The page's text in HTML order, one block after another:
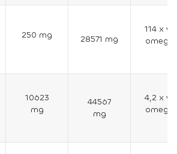
250 mg 28571 mg
114 x
omega
10623
mg
44567
mg
4,2 x
omega